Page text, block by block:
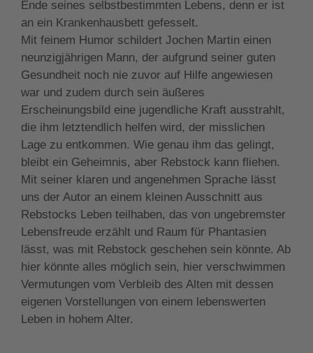
Ende seines selbstbestimmten Lebens, denn er ist
an ein Krankenhausbett gefesselt.
Mit feinem Humor schildert Jochen Martin einen
neunzigjährigen Mann, der aufgrund seiner guten
Gesundheit noch nie zuvor auf Hilfe angewiesen
war und zudem durch sein äußeres
Erscheinungsbild eine jugendliche Kraft ausstrahlt,
die ihm letztendlich helfen wird, der misslichen
Lage zu entkommen. Wie genau ihm das gelingt,
bleibt ein Geheimnis, aber Rebstock kann fliehen.
Mit seiner klaren und angenehmen Sprache lässt
uns der Autor an einem kleinen Ausschnitt aus
Rebstocks Leben teilhaben, das von ungebremster
Lebensfreude erzählt und Raum für Phantasien
lässt, was mit Rebstock geschehen sein könnte. Ab
hier könnte alles möglich sein, hier verschwimmen
Vermutungen vom Verbleib des Alten mit dessen
eigenen Vorstellungen von einem lebenswerten
Leben in hohem Alter.